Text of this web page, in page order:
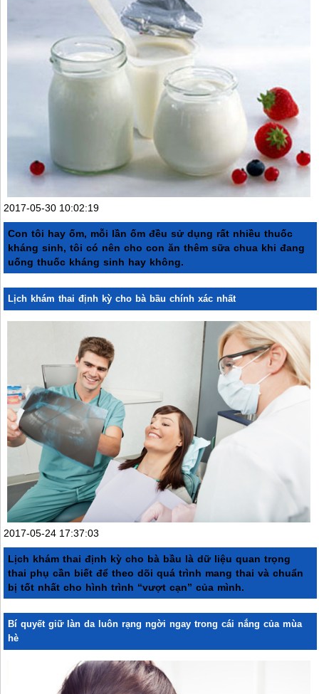
2017-05-30 10:02:19
Con tôi hay ốm, mỗi lần ốm đều sử dụng rất nhiều thuốc
kháng sinh, tôi có nên cho con ăn thêm sữa chua khi đang
uống thuốc kháng sinh hay không.
Lịch khám thai định kỳ cho bà bầu chính xác nhất
2017-05-24 17:37:03
Lịch khám thai định kỳ cho bà bầu là dữ liệu quan trọng
thai phụ cần biết để theo dõi quá trình mang thai và chuẩn
bị tốt nhất cho hình trình “vượt cạn” của mình.
Bí quyết giữ làn da luôn rạng ngời ngay trong cái nắng của mùa
hè